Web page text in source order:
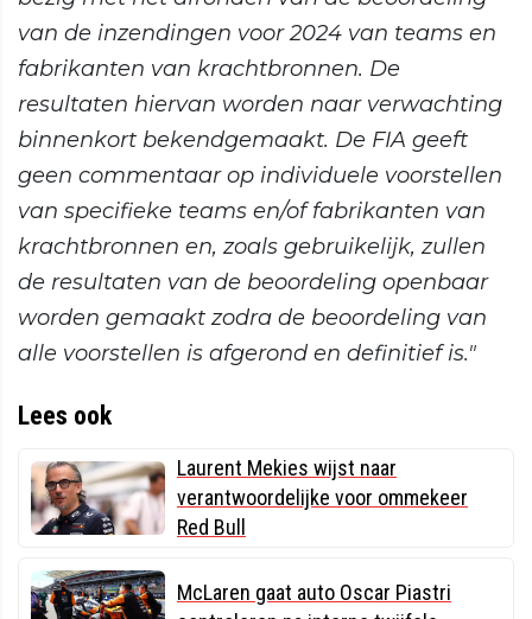
van de inzendingen voor 2024 van teams en
fabrikanten van krachtbronnen. De
resultaten hiervan worden naar verwachting
binnenkort bekendgemaakt. De FIA geeft
geen commentaar op individuele voorstellen
van specifieke teams en/of fabrikanten van
krachtbronnen en, zoals gebruikelijk, zullen
de resultaten van de beoordeling openbaar
worden gemaakt zodra de beoordeling van
alle voorstellen is afgerond en definitief is."
Lees ook
Laurent Mekies wijst naar
verantwoordelijke voor ommekeer
Red Bull
McLaren gaat auto Oscar Piastri